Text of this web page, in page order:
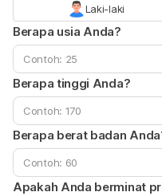
Laki-laki
Berapa usia Anda?
Berapa tinggi Anda?
Berapa berat badan
Apakah Anda berminat